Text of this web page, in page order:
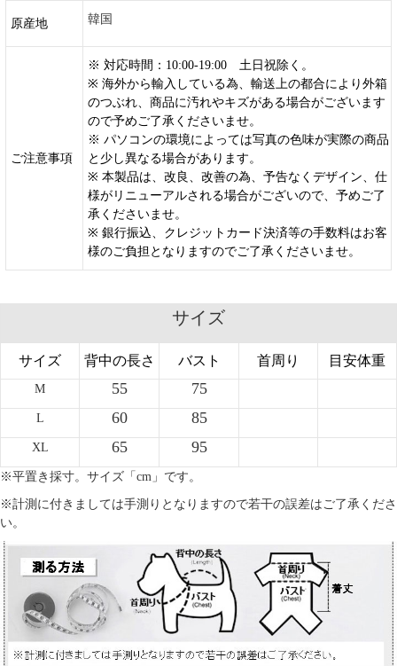
原産地 韓国
ご注意事項
※ 対応時間：10:00-19:00 土日祝除く。
※ 海外から輸入している為、輸送上の都合により外箱
のつぶれ、商品に汚れやキズがある場合がございます
ので予めご了承くださいませ。
※ パソコンの環境によっては写真の色味が実際の商品
と少し異なる場合があります。
※ 本製品は、改良、改善の為、予告なくデザイン、仕
様がリニューアルされる場合がございので、予めご了
承くださいませ。
※ 銀行振込、クレジットカード決済等の手数料はお客
様のご負担となりますのでご了承くださいませ。
サイズ
サイズ 背中の長さ バスト 首周り 目安体重
M 55 75
L 60 85
XL 65 95
※平置き採寸。サイズ「cm」です。
※計測に付きましては手測りとなりますので若干の誤差はご了承くださ
い。